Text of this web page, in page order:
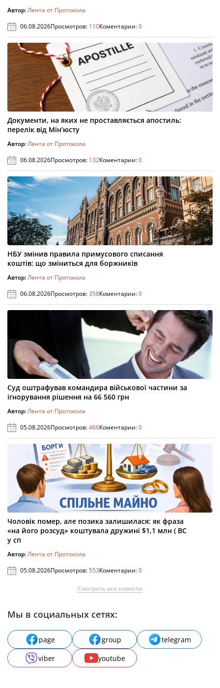
Автор:Лента от Протокола
06.08.2026Просмотров: 110Коментарии:0
Документи, на яких не проставляється апостиль:
перелік від Мін’юсту
Автор:Лента от Протокола
06.08.2026Просмотров: 132Коментарии:0
НБУ змінив правила примусового списання
коштів: що зміниться для боржників
Автор:Лента от Протокола
06.08.2026Просмотров:358Коментарии:0
Суд оштрафував командира військової частини за
ігнорування рішення на 66 560 грн
Автор:Лента от Протокола
05.08.2026Просмотров:466Коментарии:0
Чоловік помер, але позика залишилася: як фраза
«на його розсуд» коштувала дружині $1,1 млн ( ВС
у сп
Автор:Лента от Протокола
05.08.2026Просмотров:553Коментарии:0
Смотреть все новости
Мы в социальных сетях:
page group
telegram
viber
youtube